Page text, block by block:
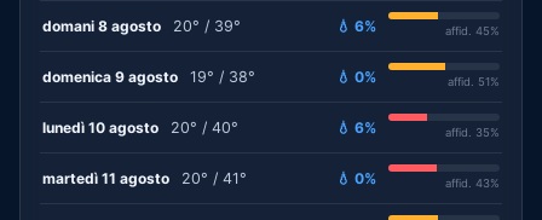
domani 8 agosto 20° / 39° 💧 6% affid. 45%
domenica 9 agosto 19° / 38° 💧 0% affid. 51%
lunedì 10 agosto 20° / 40° 💧 6% affid. 35%
martedì 11 agosto 20° / 41° 💧 0% affid. 43%